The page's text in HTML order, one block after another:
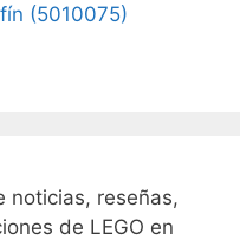
(5010075)
noticias, reseñas,
de LEGO en